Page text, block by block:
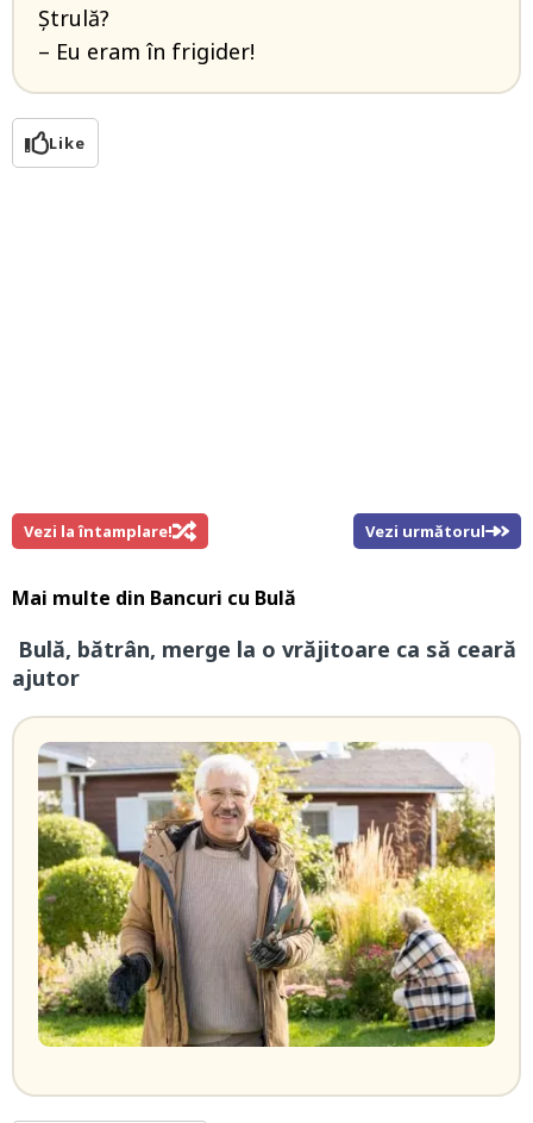
Ștrulă?
– Eu eram în frigider!
Like
Vezi la întamplare! Vezi următorul
Mai multe din Bancuri cu Bulă
Bulă, bătrân, merge la o vrăjitoare ca să ceară
ajutor